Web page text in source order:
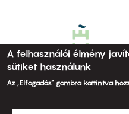
A felhasználói élmény
sütiket használunk
Az „Elfogadás” gombra kattintva